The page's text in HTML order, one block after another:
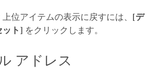
位アイテムの表示に戻すには、 [デ
ット] をクリックします。
アドレス